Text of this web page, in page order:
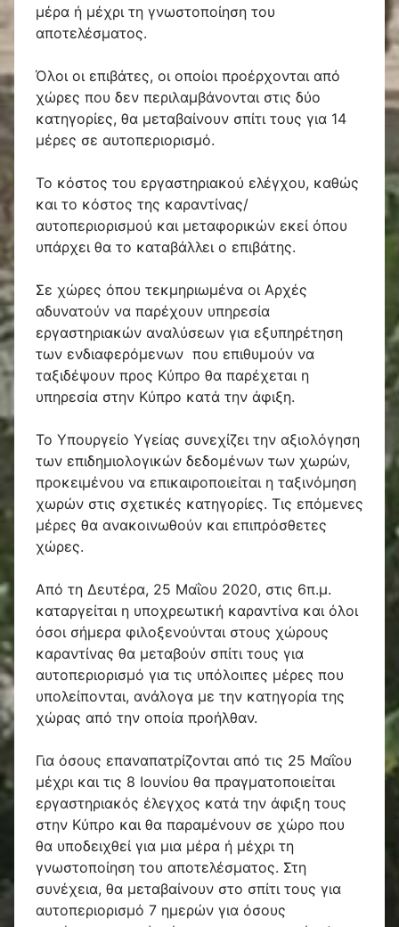
μέρα ή μέχρι τη γνωστοποίηση του
αποτελέσματος.
Όλοι οι επιβάτες, οι οποίοι προέρχονται από
χώρες που δεν περιλαμβάνονται στις δύο
κατηγορίες, θα μεταβαίνουν σπίτι τους για 14
μέρες σε αυτοπεριορισμό.
Το κόστος του εργαστηριακού ελέγχου, καθώς
και το κόστος της καραντίνας/
αυτοπεριορισμού και μεταφορικών εκεί όπου
υπάρχει θα το καταβάλλει ο επιβάτης.
Σε χώρες όπου τεκμηριωμένα οι Αρχές
αδυνατούν να παρέχουν υπηρεσία
εργαστηριακών αναλύσεων για εξυπηρέτηση
των ενδιαφερόμενων που επιθυμούν να
ταξιδέψουν προς Κύπρο θα παρέχεται η
υπηρεσία στην Κύπρο κατά την άφιξη.
Το Υπουργείο Υγείας συνεχίζει την αξιολόγηση
των επιδημιολογικών δεδομένων των χωρών,
προκειμένου να επικαιροποιείται η ταξινόμηση
χωρών στις σχετικές κατηγορίες. Τις επόμενες
μέρες θα ανακοινωθούν και επιπρόσθετες
χώρες.
Από τη Δευτέρα, 25 Μαΐου 2020, στις 6π.μ.
καταργείται η υποχρεωτική καραντίνα και όλοι
όσοι σήμερα φιλοξενούνται στους χώρους
καραντίνας θα μεταβούν σπίτι τους για
αυτοπεριορισμό για τις υπόλοιπες μέρες που
υπολείπονται, ανάλογα με την κατηγορία της
χώρας από την οποία προήλθαν.
Για όσους επαναπατρίζονται από τις 25 Μαΐου
μέχρι και τις 8 Ιουνίου θα πραγματοποιείται
εργαστηριακός έλεγχος κατά την άφιξη τους
στην Κύπρο και θα παραμένουν σε χώρο που
θα υποδειχθεί για μια μέρα ή μέχρι τη
γνωστοποίηση του αποτελέσματος. Στη
συνέχεια, θα μεταβαίνουν στο σπίτι τους για
αυτοπεριορισμό 7 ημερών για όσους